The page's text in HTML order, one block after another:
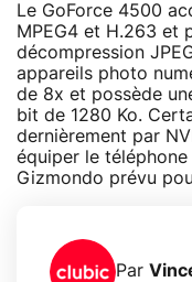
Le GoForce 4500
MPEG4 et H.263 et
décompression
appareils photo
de 8x et possède
bit de 1280 Ko.
dernièrement par
équiper le
Gizmondo prévu
Par